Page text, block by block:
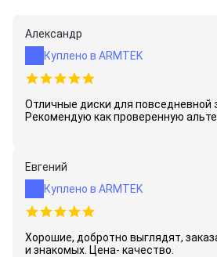
Александр
Куплено в ARMTEK
Отличные диски для повседневной
Рекомендую как проверенную
Евгений
Куплено в ARMTEK
Хорошие, добротно выглядят,
и знакомых. Цена- качество.